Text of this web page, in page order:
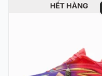
HẾT HÀNG